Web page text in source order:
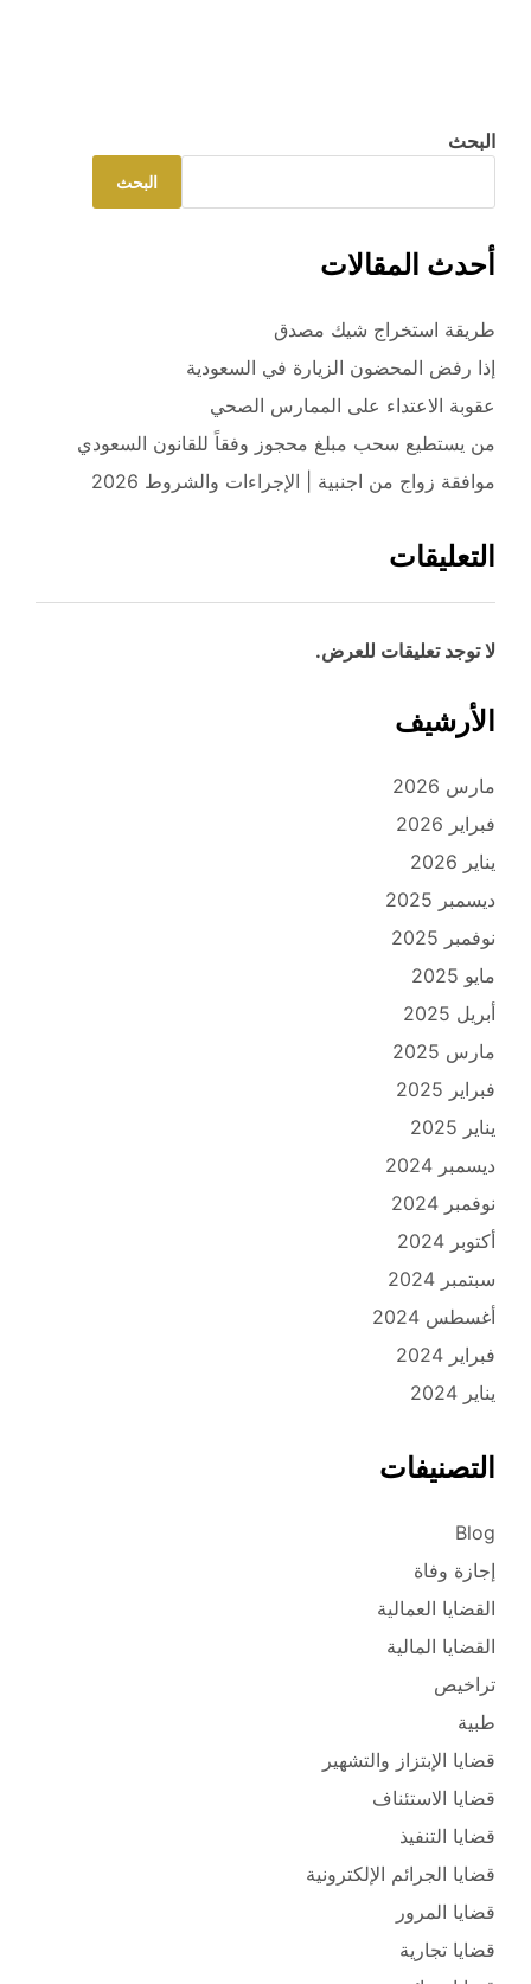
البحث
البحث
أحدث المقالات
طريقة استخراج شيك مصدق
إذا رفض المحضون الزيارة في السعودية
عقوبة الاعتداء على الممارس الصحي
من يستطيع سحب مبلغ محجوز وفقاً للقانون السعودي
موافقة زواج من اجنبية | الإجراءات والشروط 2026
التعليقات
لا توجد تعليقات للعرض.
الأرشيف
مارس 2026
فبراير 2026
يناير 2026
ديسمبر 2025
نوفمبر 2025
مايو 2025
أبريل 2025
مارس 2025
فبراير 2025
يناير 2025
ديسمبر 2024
نوفمبر 2024
أكتوبر 2024
سبتمبر 2024
أغسطس 2024
فبراير 2024
يناير 2024
التصنيفات
Blog
إجازة وفاة
القضايا العمالية
القضايا المالية
تراخيص
طبية
قضايا الإبتزاز والتشهير
قضايا الاستئناف
قضايا التنفيذ
قضايا الجرائم الإلكترونية
قضايا المرور
قضايا تجارية